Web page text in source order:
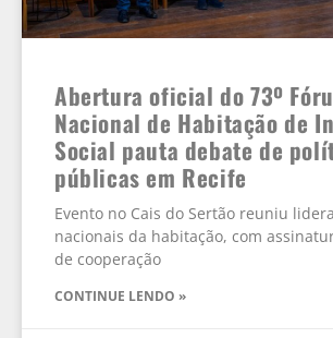
Abertura oficial do 73º
Nacional de Habitação de
Social pauta debate de
públicas em Recife
Evento no Cais do Sertão reuniu
nacionais da habitação, com
de cooperação
CONTINUE LENDO »